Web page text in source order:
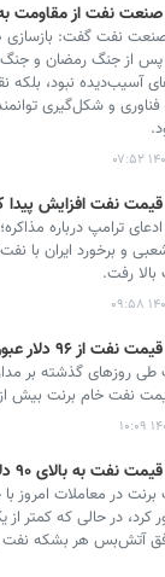
صنعت نفت از مقاومت
نفت گفت: بازسازی
از جنگ رمضان و جنگ
آسیب‌دیده نبود، بلکه
و شکل‌گیری
قیمت نفت افزایش پیدا
ترامپ درباره
و برخورد ایران با
رفت.
قیمت نفت از ۹۶ دلار عبور کرد
روزهای گذشته بر
خام برنت بیش از ۹۶ دلار اعلام شده
قیمت نفت به بالای ۹۰ دلار جهش کرد
در معاملات امروز
کرد، در حالی که